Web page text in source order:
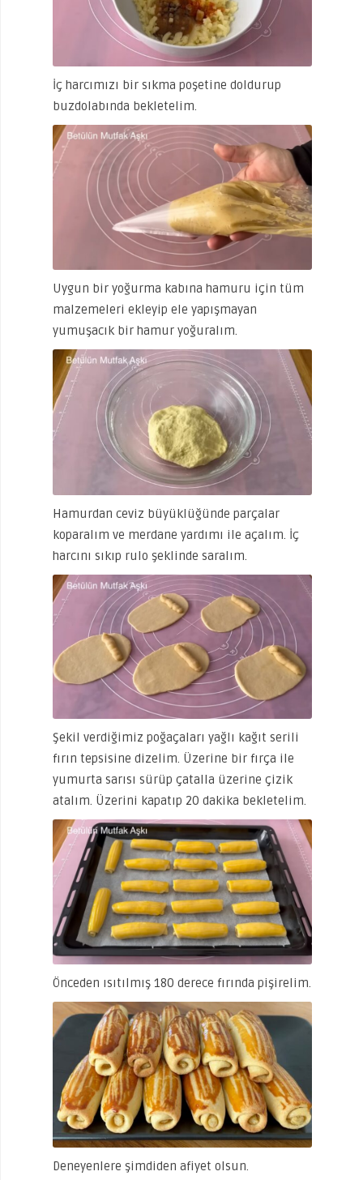
İç harcımızı bir sıkma poşetine doldurup
buzdolabında bekletelim.
Uygun bir yoğurma kabına hamuru için tüm
malzemeleri ekleyip ele yapışmayan
yumuşacık bir hamur yoğuralım.
Hamurdan ceviz büyüklüğünde parçalar
koparalım ve merdane yardımı ile açalım. İç
harcını sıkıp rulo şeklinde saralım.
Şekil verdiğimiz poğaçaları yağlı kağıt serili
fırın tepsisine dizelim. Üzerine bir fırça ile
yumurta sarısı sürüp çatalla üzerine çizik
atalım. Üzerini kapatıp 20 dakika bekletelim.
Önceden ısıtılmış 180 derece fırında pişirelim.
Deneyenlere şimdiden afiyet olsun.